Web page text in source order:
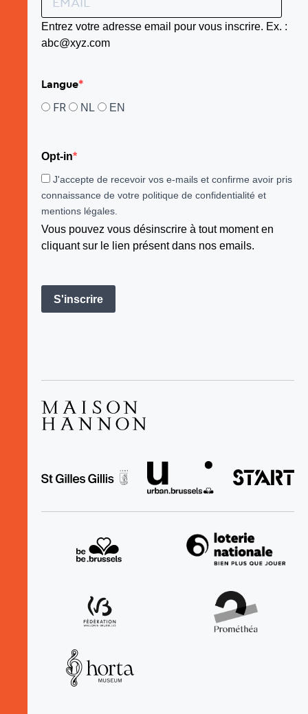
Entrez votre adresse email pour vous inscrire. Ex. :
abc@xyz.com
Langue
FR NL EN
Opt-in
J'accepte de recevoir vos e-mails et confirme avoir pris
connaissance de votre politique de confidentialité et
mentions légales.
Vous pouvez vous désinscrire à tout moment en
cliquant sur le lien présent dans nos emails.
S'inscrire